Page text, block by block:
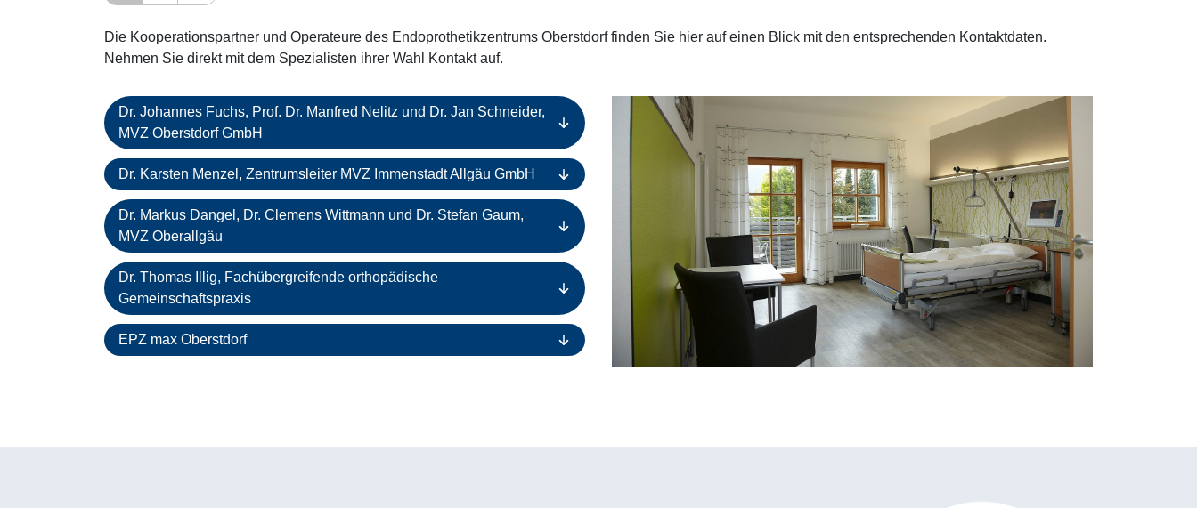
Die Kooperationspartner und Operateure des Endoprothetikzentrums Oberstdorf finden Sie hier auf einen Blick mit den entsprechenden Kontaktdaten.
Nehmen Sie direkt mit dem Spezialisten ihrer Wahl Kontakt auf.
Dr. Johannes Fuchs, Prof. Dr. Manfred Nelitz und Dr. Jan Schneider,
MVZ Oberstdorf GmbH
Dr. Karsten Menzel, Zentrumsleiter MVZ Immenstadt Allgäu GmbH
Dr. Markus Dangel, Dr. Clemens Wittmann und Dr. Stefan Gaum,
MVZ Oberallgäu
Dr. Thomas Illig, Fachübergreifende orthopädische
Gemeinschaftspraxis
EPZ max Oberstdorf